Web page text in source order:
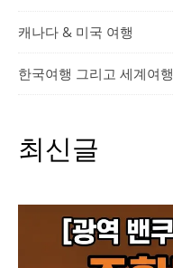
캐나다 & 미국 여행
한국여행 그리고 세계여행
최신글